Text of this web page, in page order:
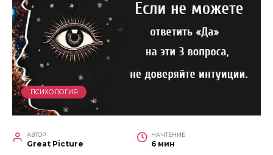
ПСИХОЛОГИЯ
АВТОР
Great Picture
НА ЧТЕНИЕ
6 мин